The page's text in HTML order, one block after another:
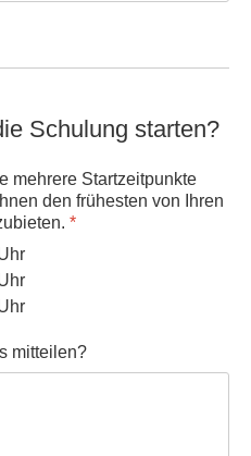
Schulung starten?
mehrere Startzeitpunkte
den frühesten von Ihren
*
mitteilen?